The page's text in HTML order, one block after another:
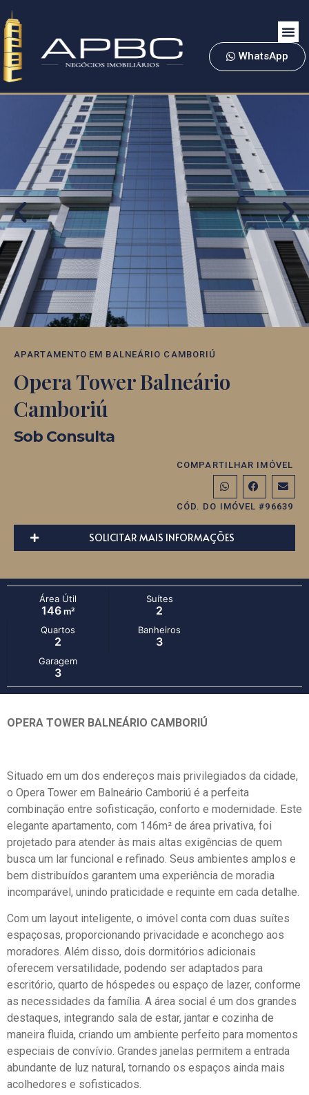
WhatsApp
APARTAMENTO EM BALNEÁRIO CAMBORIÚ
Opera Tower Balneário
Camboriú
Sob Consulta
COMPARTILHAR IMÓVEL
CÓD. DO IMÓVEL #96639
SOLICITAR MAIS INFORMAÇÕES
Área Útil
146m²
Suítes
2
Quartos
2
Banheiros
3
Garagem
3
OPERA TOWER BALNEÁRIO CAMBORIÚ
Situado em um dos endereços mais privilegiados da cidade,
o Opera Tower em Balneário Camboriú é a perfeita
combinação entre sofisticação, conforto e modernidade. Este
elegante apartamento, com 146m² de área privativa, foi
projetado para atender às mais altas exigências de quem
busca um lar funcional e refinado. Seus ambientes amplos e
bem distribuídos garantem uma experiência de moradia
incomparável, unindo praticidade e requinte em cada detalhe.
Com um layout inteligente, o imóvel conta com duas suítes
espaçosas, proporcionando privacidade e aconchego aos
moradores. Além disso, dois dormitórios adicionais
oferecem versatilidade, podendo ser adaptados para
escritório, quarto de hóspedes ou espaço de lazer, conforme
as necessidades da família. A área social é um dos grandes
destaques, integrando sala de estar, jantar e cozinha de
maneira fluida, criando um ambiente perfeito para momentos
especiais de convívio. Grandes janelas permitem a entrada
abundante de luz natural, tornando os espaços ainda mais
acolhedores e sofisticados.